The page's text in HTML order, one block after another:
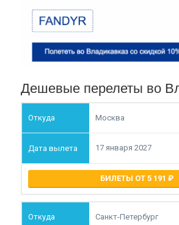
Дешевые перелеты во
Москва
17 января 2027
БИЛЕТЫ ОТ 5 191
Санкт-Петербург